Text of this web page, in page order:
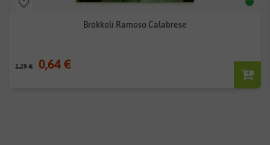
Brokkoli Ramoso Calabrese
1,29 € 0,64 €